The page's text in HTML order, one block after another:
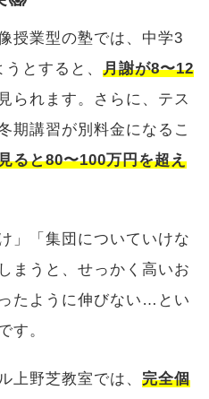
授業型の塾では、中学3
うとすると、月謝が8〜12
られます。さらに、テス
期講習が別料金になるこ
ると80〜100万円を超え
」「集団についていけな
まうと、せっかく高いお
たように伸びない…とい
す。
上野芝教室では、完全個